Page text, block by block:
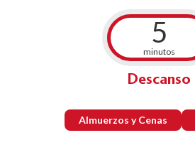
5
minutos
Descanso
Almuerzos y Cenas